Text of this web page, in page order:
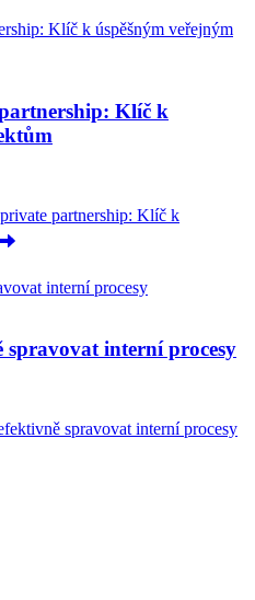
Klíč k
partnership: Klíč k
spravovat interní procesy
spravovat interní procesy